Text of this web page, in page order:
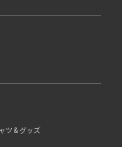
ツ & グッズ